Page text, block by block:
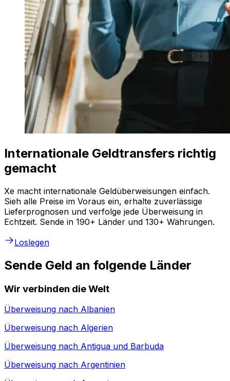
Internationale Geldtransfers richtig
gemacht
Xe macht internationale Geldüberweisungen einfach.
Sieh alle Preise im Voraus ein, erhalte zuverlässige
Lieferprognosen und verfolge jede Überweisung in
Echtzeit. Sende in 190+ Länder und 130+ Währungen.
Loslegen
Sende Geld an folgende Länder
Wir verbinden die Welt
Überweisung nach Albanien
Überweisung nach Algerien
Überweisung nach Antigua und Barbuda
Überweisung nach Argentinien